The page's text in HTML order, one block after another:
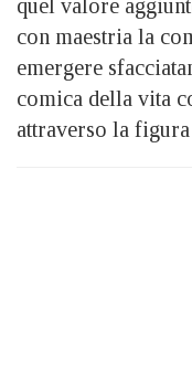
quel valore
con maestria la
emergere
comica della vita
attraverso la